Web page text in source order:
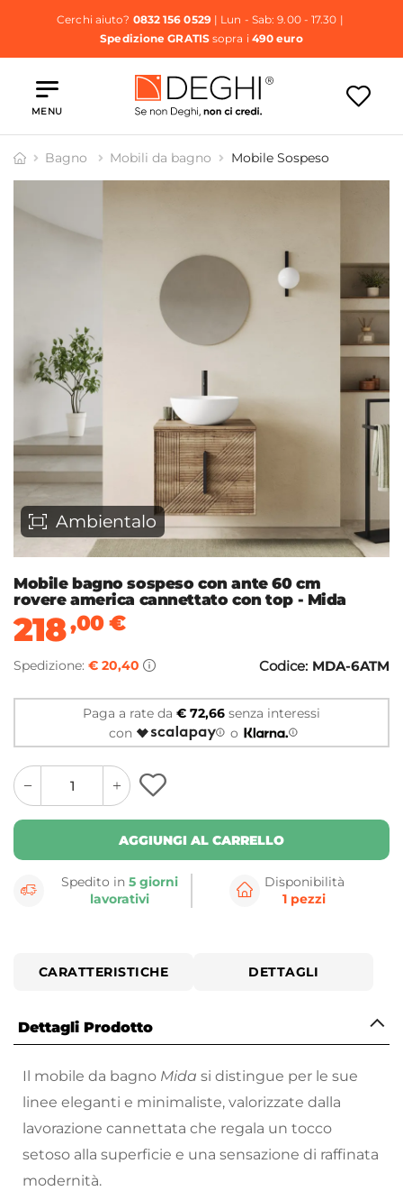
Cerchi aiuto? 0832 156 0529| Lun - Sab: 9.00 - 17.30 |
Spedizione GRATISsopra i 490 euro
MENU
Bagno Mobili da bagno Mobile Sospeso
Ambientalo
Mobile bagno sospeso con ante 60 cm
rovere america cannettato con top - Mida
218,00€
Spedizione: € 20,40 Codice: MDA-6ATM
Paga a rate da € 72,66 senza interessi
con
o
quantity
button
quantity
minus
button
AGGIUNGI AL CARRELLO
Spedito in5 giorni
lavorativi
Disponibilità
1 pezzi
CARATTERISTICHE DETTAGLI
Dettagli Prodotto
Il mobile da bagno Mida si distingue per le sue
linee eleganti e minimaliste, valorizzate dalla
lavorazione cannettata che regala un tocco
setoso alla superficie e una sensazione di raffinata
modernità.